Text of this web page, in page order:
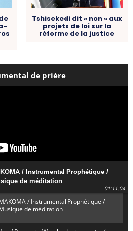
Tshisekedi dit « non » aux
projets de loi sur la
réforme de la justice
de prière
/ Instrumental Prophétique /
de méditation
01:11:04
/ Instrumental Prophétique /
de méditation